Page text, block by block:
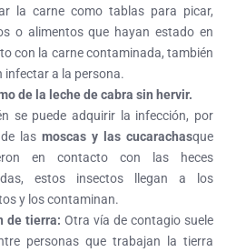
la carne como tablas para picar,
o alimentos que hayan estado en
con la carne contaminada, también
infectar a la persona.
de la leche de cabra sin hervir.
se puede adquirir la infección, por
las moscas y las cucarachasque
en contacto con las heces
estos insectos llegan a los
y los contaminan.
de tierra: Otra vía de contagio suele
personas que trabajan la tierra